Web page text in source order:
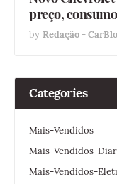
preço,
by Redação -
Categories
Mais-Vendidos
Mais-Vendidos-
Mais-Vendidos-